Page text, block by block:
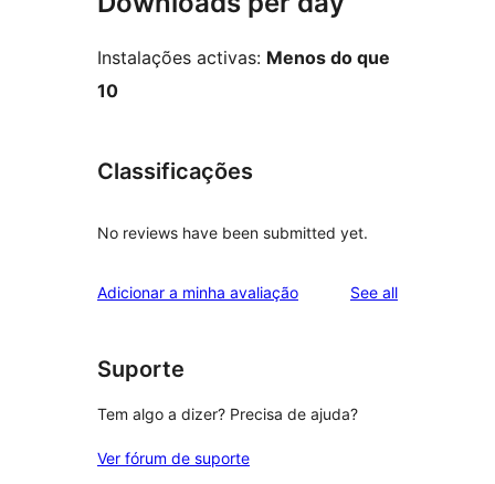
Instalações activas: Menos do que
10
Classificações
No reviews have been submitted yet.
Adicionar a minha avaliação See allreviews
Suporte
Tem algo a dizer? Precisa de ajuda?
Ver fórum de suporte